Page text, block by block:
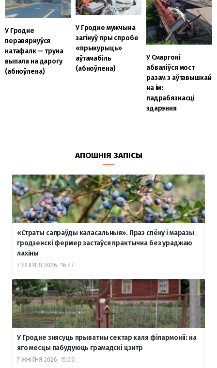
У Гродне
перавярнуўся
катафалк — труна
выпала на дарогу
(абноўлена)
У Гродне мужчына
загінуў пры спробе
«прыкурыць»
аўтамабіль
(абноўлена)
У Смаргоні
абваліўся мост
разам з аўтавышкай
на ім:
падрабязнасці
здарэння
АПОШНІЯ ЗАПІСЫ
«Страты сапраўды каласальныя». Праз спёку і маразы
гродзенскі фермер застаўся практычна без ураджаю
лахіны
7 ЖНІЎНЯ 2026, 16:47
У Гродне знясуць прыватны сектар каля філармоніі: на
яго месцы пабудуюць грамадскі цэнтр
7 ЖНІЎНЯ 2026, 15:05